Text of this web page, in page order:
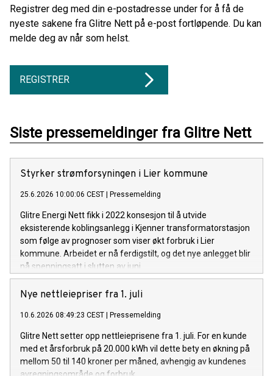
Registrer deg med din e-postadresse under for å få de
nyeste sakene fra Glitre Nett på e-post fortløpende. Du kan
melde deg av når som helst.
REGISTRER
Siste pressemeldinger fra Glitre Nett
Styrker strømforsyningen i Lier kommune
25.6.2026 10:00:06 CEST | Pressemelding
Glitre Energi Nett fikk i 2022 konsesjon til å utvide
eksisterende koblingsanlegg i Kjenner transformatorstasjon
som følge av prognoser som viser økt forbruk i Lier
kommune. Arbeidet er nå ferdigstilt, og det nye anlegget blir
nå spenningsatt i slutten av juni.
Nye nettleiepriser fra 1. juli
10.6.2026 08:49:23 CEST | Pressemelding
Glitre Nett setter opp nettleieprisene fra 1. juli. For en kunde
med et årsforbruk på 20.000 kWh vil dette bety en økning på
mellom 50 til 140 kroner per måned, avhengig av kundenes